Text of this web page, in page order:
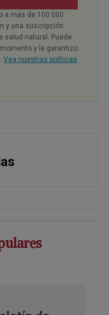
a más de 100 000
y una suscripción
salud natural. Puede
y le garantizo
Vea nuestras políticas